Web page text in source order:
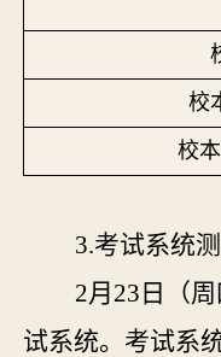
校
校
3.考试系统
2月23日（
试系统。考试系